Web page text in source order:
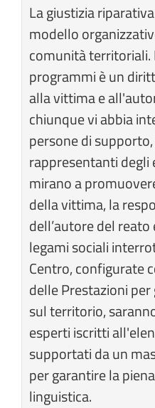
La giustizia
modello
comunità territoriali.
programmi è un
alla vittima e
chiunque vi abbia
persone di
rappresentanti degli
mirano a
della vittima, la
dell’autore del
legami sociali
Centro, configurate
delle Prestazioni
sul territorio,
esperti iscritti
supportati da un
per garantire la
linguistica.